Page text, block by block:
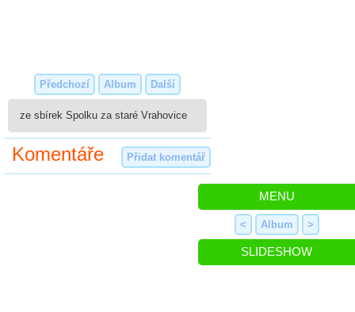
Předchozí Album Další
ze sbírek Spolku za staré Vrahovice
Komentáře Přidat komentář
MENU
< Album >
SLIDESHOW